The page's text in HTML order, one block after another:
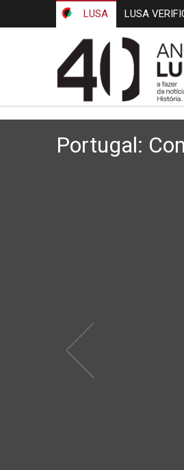
LUSA LUSA
Portugal: